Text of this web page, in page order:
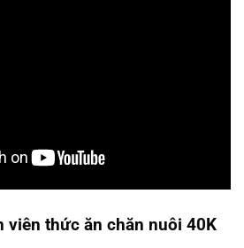
viên thức ăn chăn nuôi 40K